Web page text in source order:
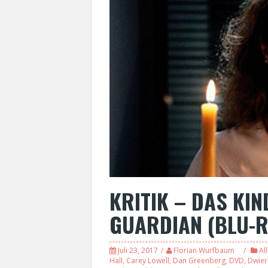
KRITIK – DAS
GUARDIAN (BLU-
Juli 23, 2017 Florian Wurfbaum
Hall, Carey Lowell, Dan Greenberg, DVD,